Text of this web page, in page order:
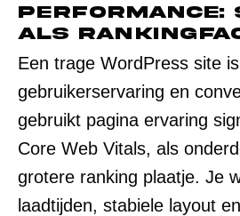
performance:
als
Een trage WordPress site
gebruikerservaring en
gebruikt pagina ervaring
Core Web Vitals, als
grotere ranking plaatje. Je
laadtijden, stabiele layout